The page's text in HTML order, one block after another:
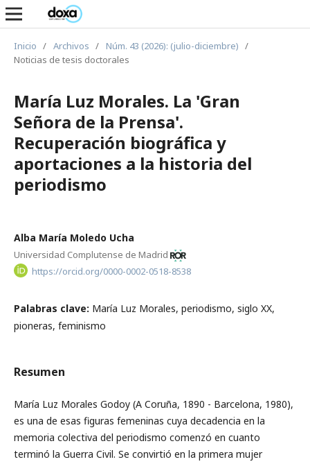
Inicio / Archivos / Núm. 43 (2026): (julio-diciembre) /
Noticias de tesis doctorales
María Luz Morales. La 'Gran
Señora de la Prensa'.
Recuperación biográfica y
aportaciones a la historia del
periodismo
Alba María Moledo Ucha
Universidad Complutense de Madrid
https://orcid.org/0000-0002-0518-8538
Palabras clave: María Luz Morales, periodismo, siglo XX,
pioneras, feminismo
Resumen
María Luz Morales Godoy (A Coruña, 1890 - Barcelona, 1980),
es una de esas figuras femeninas cuya decadencia en la
memoria colectiva del periodismo comenzó en cuanto
terminó la Guerra Civil. Se convirtió en la primera mujer